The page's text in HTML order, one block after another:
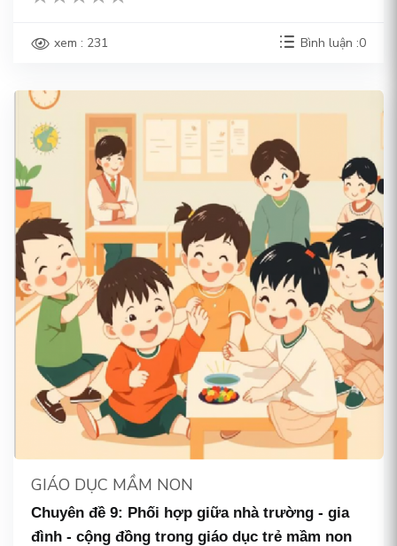
xem : 231 Bình luận :0
GIÁO DỤC MẦM NON
Chuyên đề 9: Phối hợp giữa nhà trường - gia
đình - cộng đồng trong giáo dục trẻ mầm non